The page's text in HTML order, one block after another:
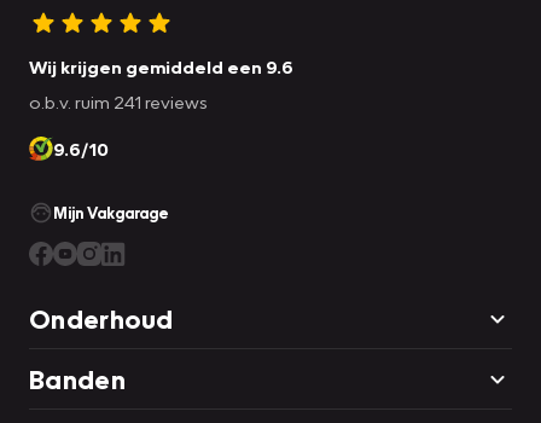
Wij krijgen gemiddeld een 9.6
o.b.v. ruim 241 reviews
9.6/10
Mijn Vakgarage
Onderhoud
Banden